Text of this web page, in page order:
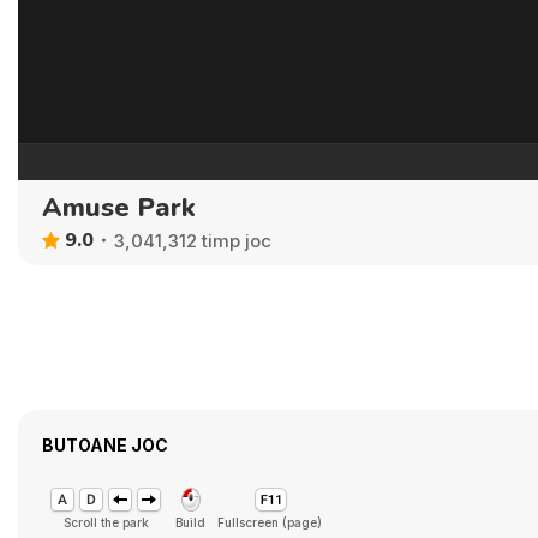
Amuse Park
9.0 3,041,312 timp joc
BUTOANE JOC
Scroll the park Build Fullscreen (page)